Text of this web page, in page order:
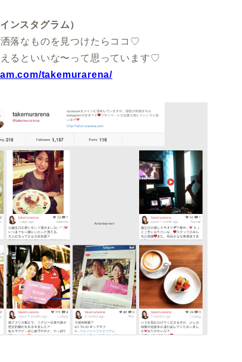
スタグラム）
落なものを見つけたらココ♡
るといいな〜って思っています♡
takemurarena/